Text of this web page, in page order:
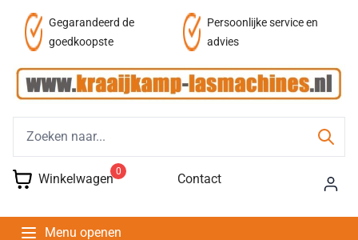
Gegarandeerd de
goedkoopste
Persoonlijke service en
advies
Winkelwagen 0 Contact
Menu openen